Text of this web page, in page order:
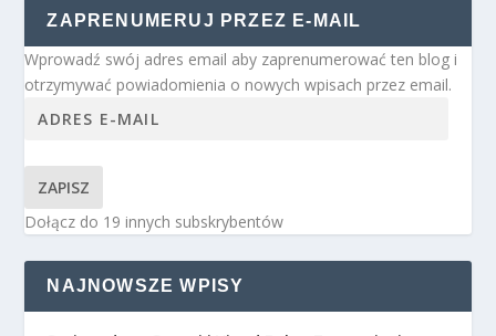
ZAPRENUMERUJ PRZEZ E-MAIL
Wprowadź swój adres email aby zaprenumerować ten blog i
otrzymywać powiadomienia o nowych wpisach przez email.
ZAPISZ
Dołącz do 19 innych subskrybentów
NAJNOWSZE WPISY